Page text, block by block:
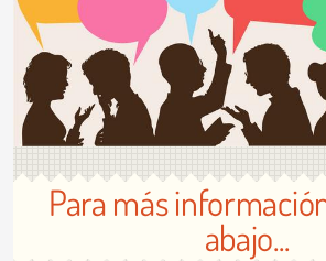
Para más
abajo...